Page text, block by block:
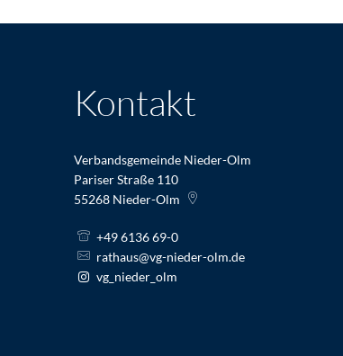
Kontakt
Verbandsgemeinde Nieder-Olm
Pariser Straße 110
55268 Nieder-Olm
+49 6136 69-0
rathaus@vg-nieder-olm.de
vg_nieder_olm